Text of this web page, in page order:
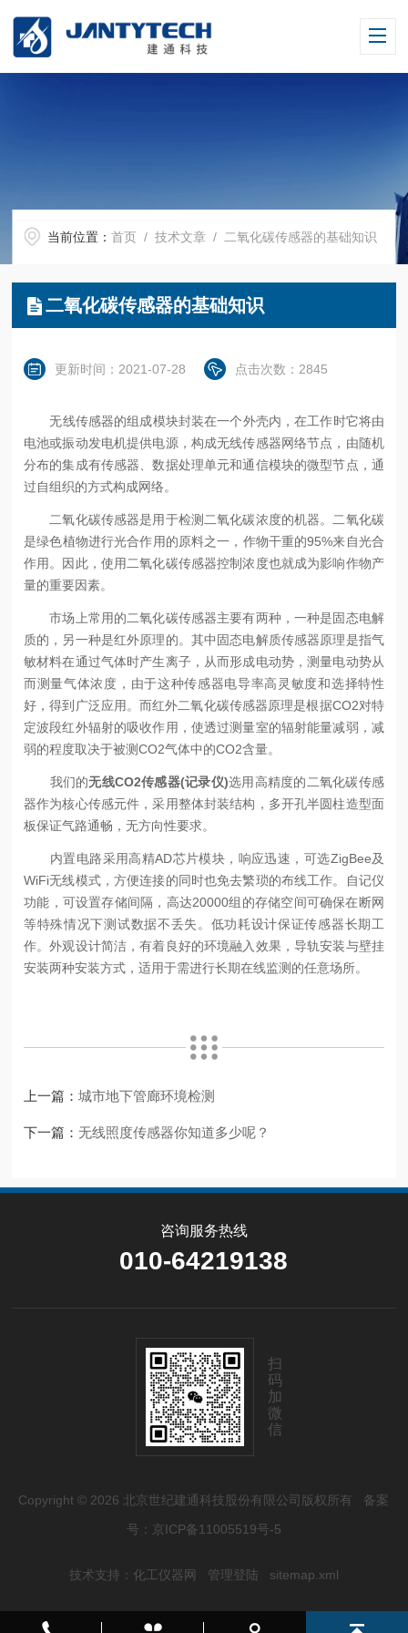
当前位置：首页 /技术文章 / 二氧化碳传感器的基础知识
二氧化碳传感器的基础知识
更新时间：2021-07-28 点击次数：2845
无线传感器的组成模块封装在一个外壳内，在工作时它将由
电池或振动发电机提供电源，构成无线传感器网络节点，由随机
分布的集成有传感器、数据处理单元和通信模块的微型节点，通
过自组织的方式构成网络。
二氧化碳传感器是用于检测二氧化碳浓度的机器。二氧化碳
是绿色植物进行光合作用的原料之一，作物干重的95%来自光合
作用。因此，使用二氧化碳传感器控制浓度也就成为影响作物产
量的重要因素。
市场上常用的二氧化碳传感器主要有两种，一种是固态电解
质的，另一种是红外原理的。其中固态电解质传感器原理是指气
敏材料在通过气体时产生离子，从而形成电动势，测量电动势从
而测量气体浓度，由于这种传感器电导率高灵敏度和选择特性
好，得到广泛应用。而红外二氧化碳传感器原理是根据CO2对特
定波段红外辐射的吸收作用，使透过测量室的辐射能量减弱，减
弱的程度取决于被测CO2气体中的CO2含量。
我们的无线CO2传感器(记录仪)选用高精度的二氧化碳传感
器作为核心传感元件，采用整体封装结构，多开孔半圆柱造型面
板保证气路通畅，无方向性要求。
内置电路采用高精AD芯片模块，响应迅速，可选ZigBee及
WiFi无线模式，方便连接的同时也免去繁琐的布线工作。自记仪
功能，可设置存储间隔，高达20000组的存储空间可确保在断网
等特殊情况下测试数据不丢失。低功耗设计保证传感器长期工
作。外观设计简洁，有着良好的环境融入效果，导轨安装与壁挂
安装两种安装方式，适用于需进行长期在线监测的任意场所。
上一篇：城市地下管廊环境检测
下一篇：无线照度传感器你知道多少呢？
咨询服务热线
010-64219138
扫
码
加
微
信
Copyright © 2026 北京世纪建通科技股份有限公司版权所有 备案
号：京ICP备11005519号-5
技术支持： 化工仪器网 管理登陆 sitemap.xml